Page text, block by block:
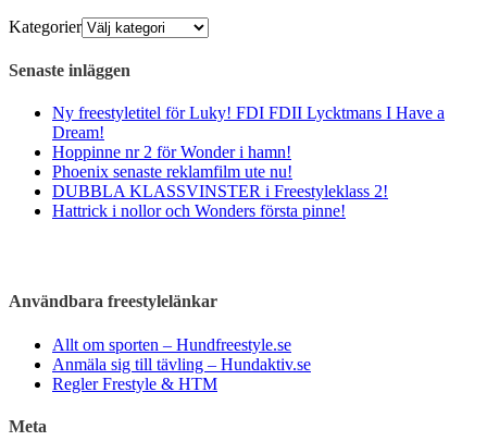
Kategorier
Senaste inläggen
Ny freestyletitel för Luky! FDI FDII Lycktmans I Have a
Dream!
Hoppinne nr 2 för Wonder i hamn!
Phoenix senaste reklamfilm ute nu!
DUBBLA KLASSVINSTER i Freestyleklass 2!
Hattrick i nollor och Wonders första pinne!
Användbara freestylelänkar
Allt om sporten – Hundfreestyle.se
Anmäla sig till tävling – Hundaktiv.se
Regler Frestyle & HTM
Meta